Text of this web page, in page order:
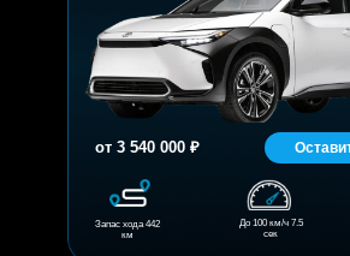
Запас хода 442
км
от 3 540 000 ₽
До 100 км/ч 7.5
сек